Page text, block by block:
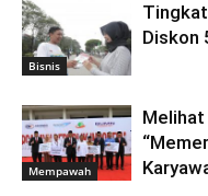
Bisnis
Diskon
Mempawah
Melihat